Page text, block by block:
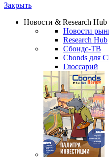
Закрыть
Новости & Research Hub
Новости
Research Hub
Сбондс-ТВ
Cbonds для
Глоссарий